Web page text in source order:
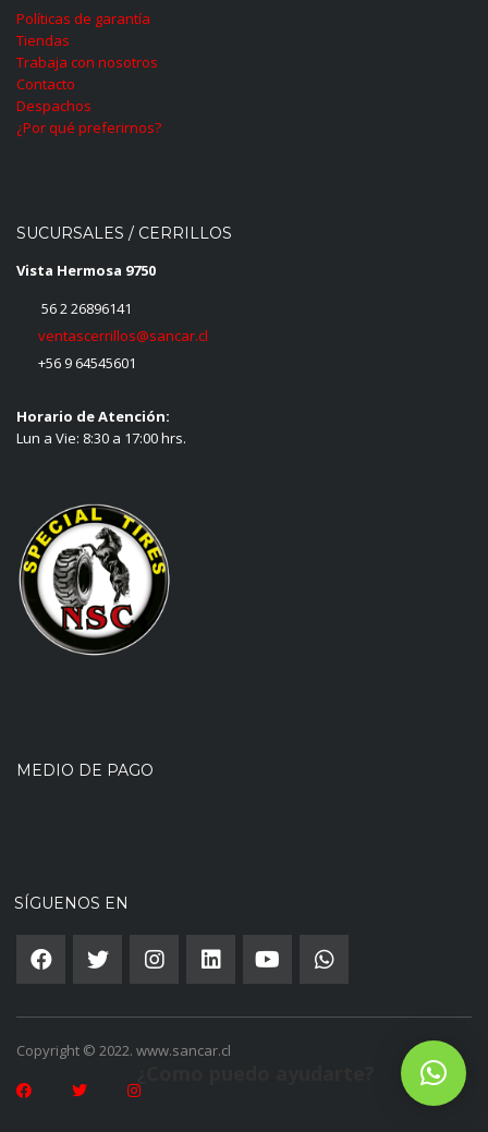
Políticas de garantía
Tiendas
Trabaja con nosotros
Contacto
Despachos
¿Por qué preferirnos?
SUCURSALES / CERRILLOS
Vista Hermosa 9750
56 2 26896141
ventascerrillos@sancar.cl
+56 9 64545601
Horario de Atención:
Lun a Vie: 8:30 a 17:00 hrs.
MEDIO DE PAGO
SÍGUENOS EN
Copyright © 2022. www.sancar.cl